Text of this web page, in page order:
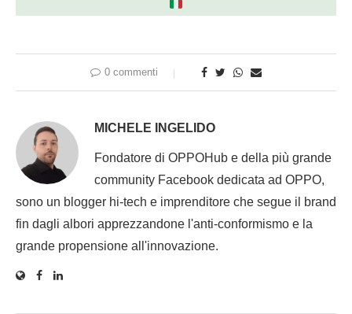
0 commenti
MICHELE INGELIDO
Fondatore di OPPOHub e della più grande
community Facebook dedicata ad OPPO,
sono un blogger hi-tech e imprenditore che segue il brand
fin dagli albori apprezzandone l'anti-conformismo e la
grande propensione all'innovazione.